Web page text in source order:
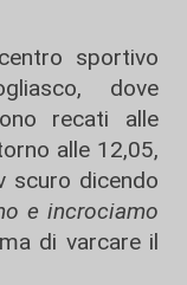
sportivo
dove
recati alle
alle 12,05,
scuro dicendo
e incrociamo
di varcare il